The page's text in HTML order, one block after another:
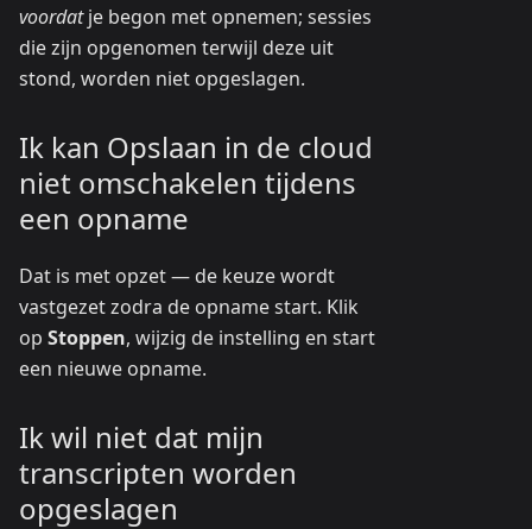
voordatje begon met opnemen; sessies
die zijn opgenomen terwijl deze uit
stond, worden niet opgeslagen.
Ik kan Opslaan in de cloud
niet omschakelen tijdens
een opname
Dat is met opzet — de keuze wordt
vastgezet zodra de opname start. Klik
op Stoppen, wijzig de instelling en start
een nieuwe opname.
Ik wil niet dat mijn
transcripten worden
opgeslagen